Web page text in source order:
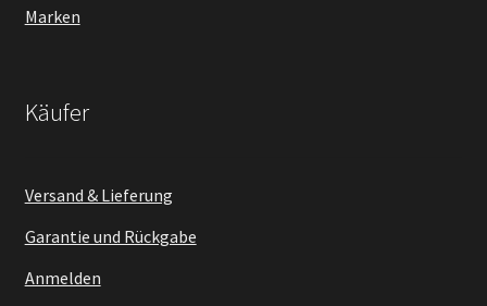
Marken
Käufer
Versand & Lieferung
Garantie und Rückgabe
Anmelden